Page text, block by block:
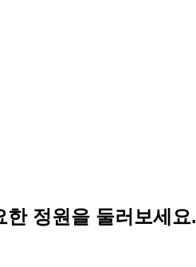
정원을 둘러보세요.